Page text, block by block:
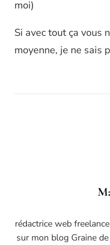
moi)
Si avec tout ça vous
moyenne, je ne sais
rédactrice web
sur mon blog Graine